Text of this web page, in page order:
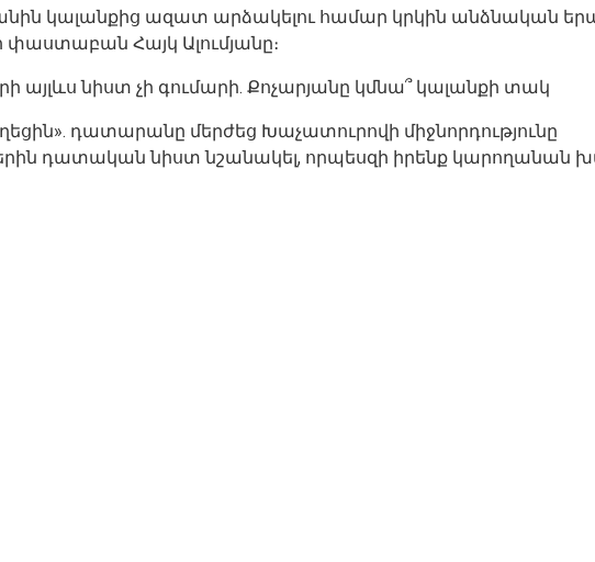
կալանքից ազատ արձակելու համար կրկին անձնական
Հայկ Ալումյանը։
նիստ չի գումարի. Քոչարյանը կմնա՞ կալանքի տակ
դատարանը մերժեց Խաչատուրովի միջնորդությունը
դատական նիստ նշանակել, որպեսզի իրենք կարողանան